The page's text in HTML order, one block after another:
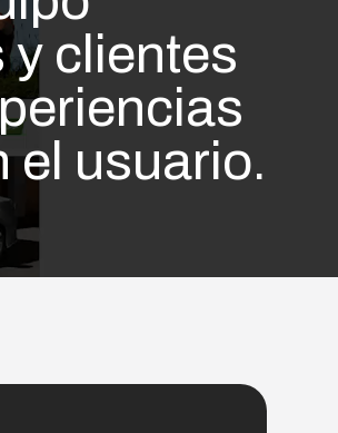
y clientes
el usuario.